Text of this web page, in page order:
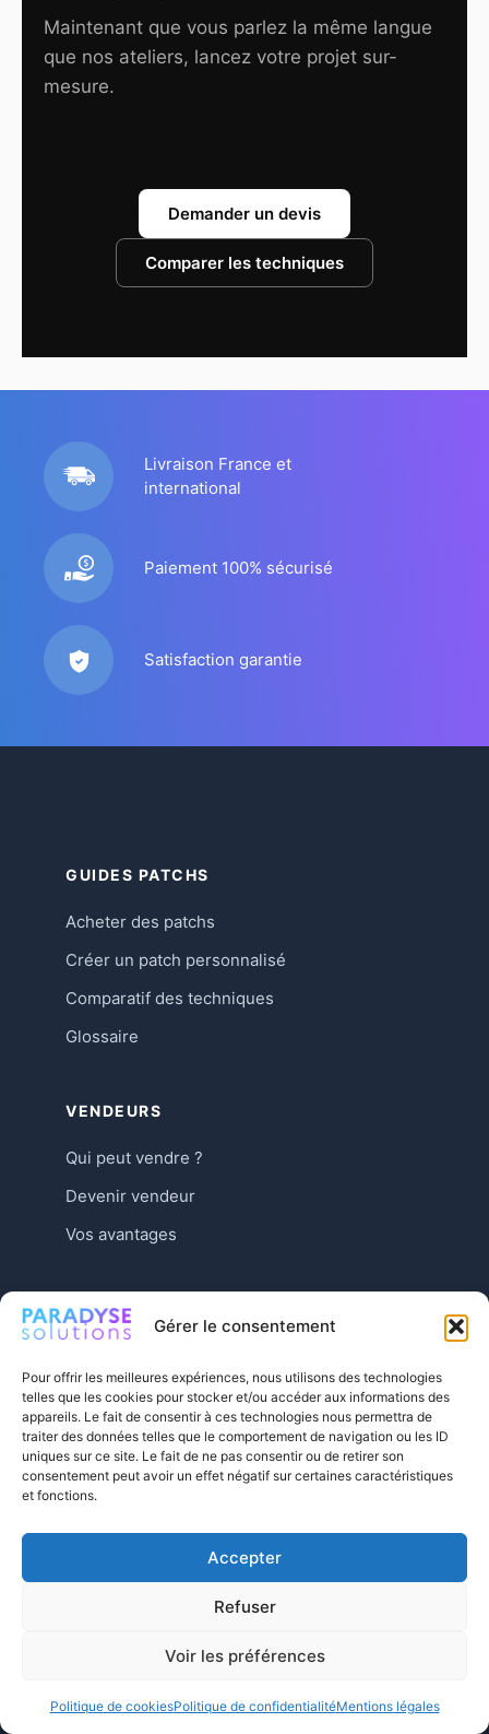
Gérer le consentement
Pour offrir les meilleures expériences, nous utilisons des technologies
telles que les cookies pour stocker et/ou accéder aux informations des
appareils. Le fait de consentir à ces technologies nous permettra de
traiter des données telles que le comportement de navigation ou les ID
uniques sur ce site. Le fait de ne pas consentir ou de retirer son
consentement peut avoir un effet négatif sur certaines caractéristiques
et fonctions.
Accepter
Refuser
Voir les préférences
Politique de cookiesPolitique de confidentialitéMentions légales
Maintenant que vous parlez la même langue
que nos ateliers, lancez votre projet sur-
mesure.
Demander un devis
Comparer les techniques
Livraison France et
international
Paiement 100% sécurisé
Satisfaction garantie
GUIDES PATCHS
Acheter des patchs
Créer un patch personnalisé
Comparatif des techniques
Glossaire
VENDEURS
Qui peut vendre ?
Devenir vendeur
Vos avantages
MARKETPLACE
Objets personnalisés
Comment ça marche
À propos
Contact